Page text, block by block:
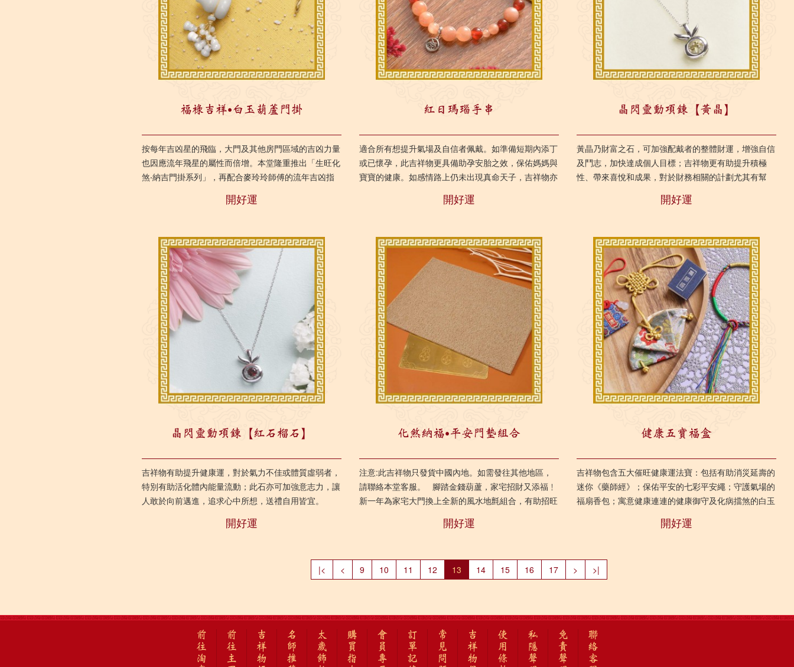
福祿吉祥‧白玉葫蘆門掛
按每年吉凶星的飛臨，大門及其他房門區域的吉凶力量
也因應流年飛星的屬性而倍增。本堂隆重推出「生旺化
煞‧納吉門掛系列」，再配合麥玲玲師傅的流年吉凶指
開好運
紅日瑪瑙手串
適合所有想提升氣場及自信者佩戴。如準備短期內添丁
或已懷孕，此吉祥物更具備助孕安胎之效，保佑媽媽與
寶寶的健康。如感情路上仍未出現真命天子，吉祥物亦
開好運
晶閃靈動項鍊【黃晶】
黃晶乃財富之石，可加強配戴者的整體財運，增強自信
及鬥志，加快達成個人目標；吉祥物更有助提升積極
性、帶來喜悅和成果，對於財務相關的計劃尤其有幫
開好運
晶閃靈動項鍊【紅石榴石】
吉祥物有助提升健康運，對於氣力不佳或體質虛弱者，
特別有助活化體內能量流動；此石亦可加強意志力，讓
人敢於向前邁進，追求心中所想，送禮自用皆宜。
開好運
化煞納福‧平安門墊組合
注意:此吉祥物只發貨中國內地。如需發往其他地區，
請聯絡本堂客服。 腳踏金錢葫蘆，家宅招財又添福﹗
新一年為家宅大門換上全新的風水地氈組合，有助招旺
開好運
健康五寶福盒
吉祥物包含五大催旺健康運法寶：包括有助消災延壽的
迷你《藥師經》；保佑平安的七彩平安繩；守護氣場的
福扇香包；寓意健康連連的健康御守及化病擋煞的白玉
開好運
|< < 9 10 11 12 13 14 15 16 17 > >|
前
往
淘
前
往
主
吉
祥
物
名
師
推
太
歲
飾
購
買
指
會
員
專
訂
單
記
常
見
問
吉
祥
物
使
用
條
私
隱
聲
免
責
聲
聯
絡
客